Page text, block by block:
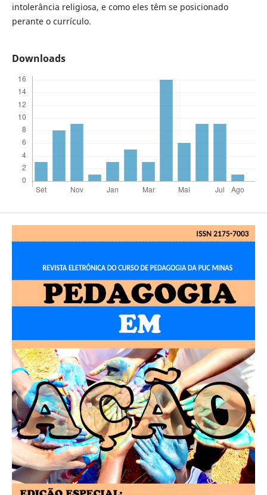
intolerância religiosa, e como eles têm se posicionado
perante o currículo.
Downloads